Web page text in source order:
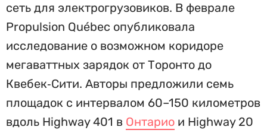
сеть для электрогрузовиков. В феврале
Propulsion Québec опубликовала
исследование о возможном коридоре
мегаваттных зарядок от Торонто до
Квебек‑Сити. Авторы предложили семь
площадок с интервалом 60–150 километров
вдоль Highway 401 в Онтарио и Highway 20